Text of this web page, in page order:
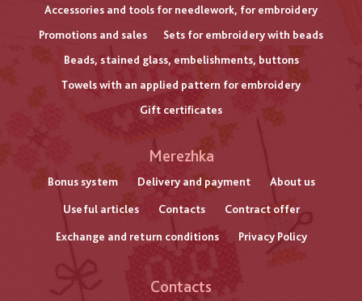
Accessories and tools for needlework, for embroidery
Promotions and sales
Sets for embroidery with beads
Beads, stained glass, embelishments, buttons
Towels with an applied pattern for embroidery
Gift certificates
нижнього
колонтитулу
Merezhka
Bonus system Delivery and payment About us
Useful articles Contacts Contract offer
Exchange and return conditions Privacy Policy
Contacts